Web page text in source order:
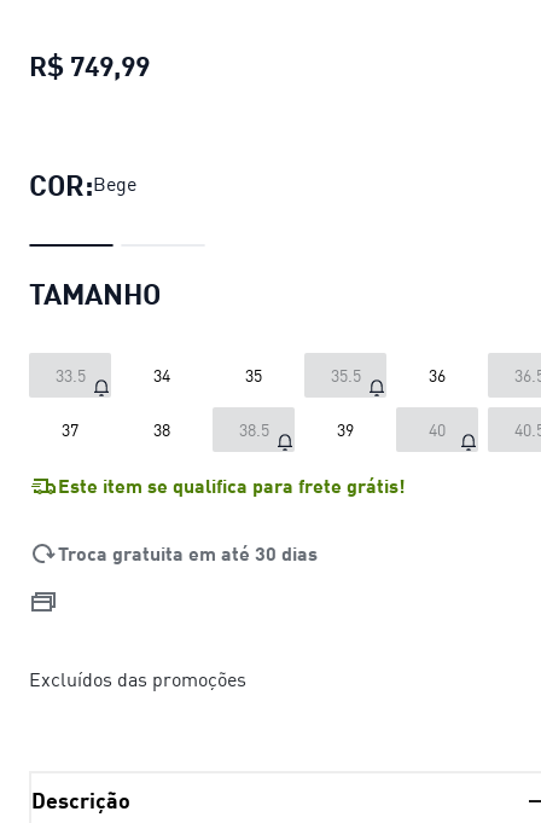
R$ 749,99
COR:Bege
TAMANHO
33.5 34 35 35.5 36
37 38 38.5 39 40
Este item se qualifica para frete grátis!
Troca gratuita em até 30 dias
Excluídos das promoções
Descrição